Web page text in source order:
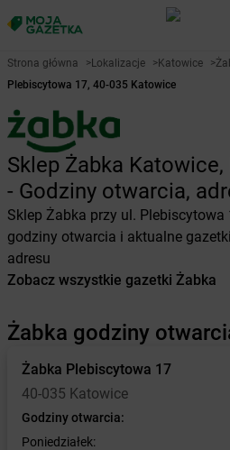
Strona główna >Lokalizacje >Katowice >
Plebiscytowa 17, 40-035 Katowice
Sklep Żabka
- Godziny otwarcia,
Sklep Żabka przy ul.
godziny otwarcia i aktualne
adresu
Zobacz wszystkie gazetki Żabka
Żabka godziny
Żabka Plebiscytowa 17
40-035 Katowice
Godziny otwarcia:
Poniedziałek: